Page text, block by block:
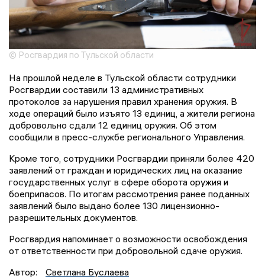
© Росгвардия по Тульской области
На прошлой неделе в Тульской области сотрудники
Росгвардии составили 13 административных
протоколов за нарушения правил хранения оружия. В
ходе операций было изъято 13 единиц, а жители региона
добровольно сдали 12 единиц оружия. Об этом
сообщили в пресс-службе регионального Управления.
Кроме того, сотрудники Росгвардии приняли более 420
заявлений от граждан и юридических лиц на оказание
государственных услуг в сфере оборота оружия и
боеприпасов. По итогам рассмотрения ранее поданных
заявлений было выдано более 130 лицензионно-
разрешительных документов.
Росгвардия напоминает о возможности освобождения
от ответственности при добровольной сдаче оружия.
Автор:
Светлана Буслаева